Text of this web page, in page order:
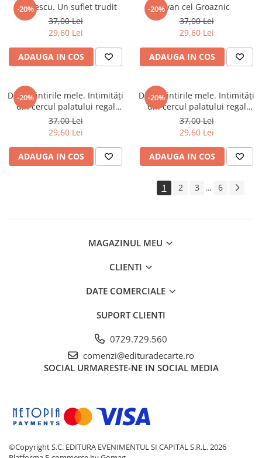
-20%
Eminescu. Un suflet trudit
37,00 Lei
29,60 Lei
ADAUGA IN COS
-20%Ivan cel Groaznic
37,00 Lei
29,60 Lei
ADAUGA IN COS
-20%
Din amintirile mele. Intimități
din cercul palatului regal
Vol.1
37,00 Lei
29,60 Lei
ADAUGA IN COS
-20%
Din amintirile mele. Intimități
din cercul palatului regal
Vol.2
37,00 Lei
29,60 Lei
ADAUGA IN COS
1 2 3 ... 6
MAGAZINUL MEU
CLIENTI
DATE COMERCIALE
SUPORT CLIENTI
0729.729.560
comenzi@edituradecarte.ro
SOCIAL URMARESTE-NE IN SOCIAL MEDIA
©Copyright S.C. EDITURA EVENIMENTUL SI CAPITAL S.R.L. 2026